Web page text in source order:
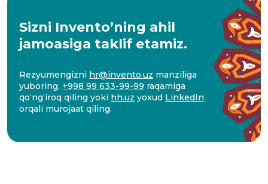
Sizni Invento’ning ahil
jamoasiga taklif etamiz.
Rezyumengizni hr@invento.uz manziliga
yuboring, +998 99 633-99-99 raqamiga
qo‘ng‘iroq qiling yoki hh.uz yoxud LinkedIn
orqali murojaat qiling.